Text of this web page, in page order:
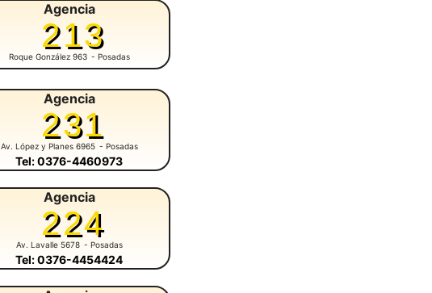
Agencia
213
Roque González 963 - Posadas
Agencia
231
Av. López y Planes 6965 - Posadas
Tel: 0376-4460973
Agencia
224
Av. Lavalle 5678 - Posadas
Tel: 0376-4454424